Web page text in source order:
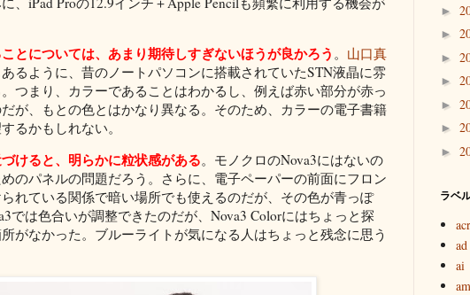
とについては、あまり期待しすぎないほうが良かろう 。 山口真
るように、昔のノートパソコンに搭載されていたSTN液晶に雰
つまり、カラーであることはわかるし、例えば赤い部分が赤っ
が、もとの色とはかなり異なる。そのため、カラーの電子書籍
るかもしれない。
けると、明らかに粒状感がある。モノクロのNova3にはないの
のパネルの問題だろう。さらに、電子ペーパーの前面にフロン
れている関係で暗い場所でも使えるのだが、その色が青っぽ
では色合いが調整できたのだが、Nova3 Colorにはちょっと探
がなかった。ブルーライトが気になる人はちょっと残念に思う
►
►
►
►
►
►
►
ラベ
ad
ai